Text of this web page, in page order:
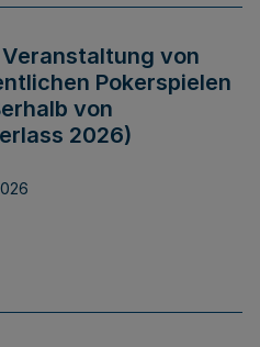
von
Pokerspielen
von
2026)